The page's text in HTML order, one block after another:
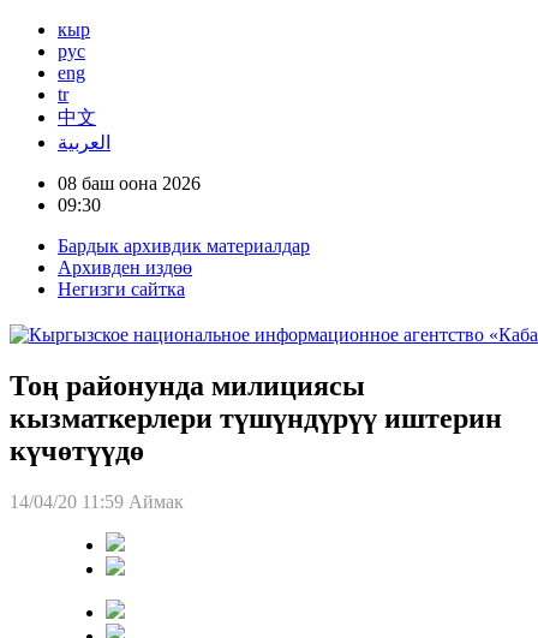
кыр
рус
eng
tr
中文
العربية
08 баш оона 2026
09:30
Бардык архивдик материалдар
Архивден издөө
Негизги сайтка
Тоң районунда милициясы
кызматкерлери түшүндүрүү иштерин
күчөтүүдө
14/04/20 11:59 Аймак